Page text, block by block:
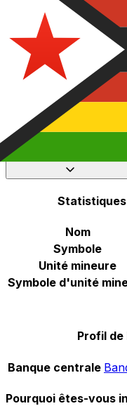
Le Dollar du
code de devise pour
monétaire est $.
Ci-
Dollar du Zimbabwe
Avis : Ce dollar
indéfiniment.
Sélectionnez
Statistiques
Nom
Symbole
Unité mineure
Symbole d'unité
Profil de
Banque centrale
Pourquoi êtes-vous